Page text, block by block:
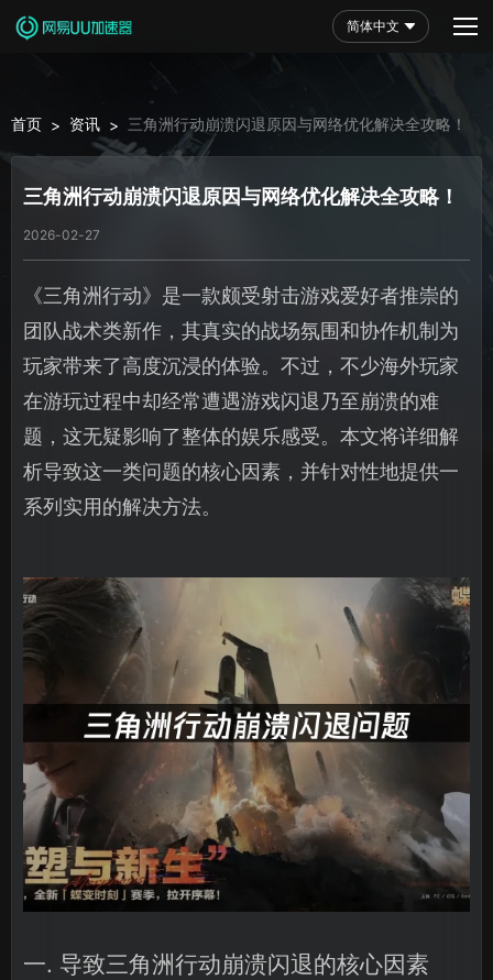
简体中文
首页 > 资讯 > 三角洲行动崩溃闪退原因与网络优化解决全攻略！
三角洲行动崩溃闪退原因与网络优化解决全攻略！
2026-02-27
《三角洲行动》是一款颇受射击游戏爱好者推崇的
团队战术类新作，其真实的战场氛围和协作机制为
玩家带来了高度沉浸的体验。不过，不少海外玩家
在游玩过程中却经常遭遇游戏闪退乃至崩溃的难
题，这无疑影响了整体的娱乐感受。本文将详细解
析导致这一类问题的核心因素，并针对性地提供一
系列实用的解决方法。
一. 导致三角洲行动崩溃闪退的核心因素